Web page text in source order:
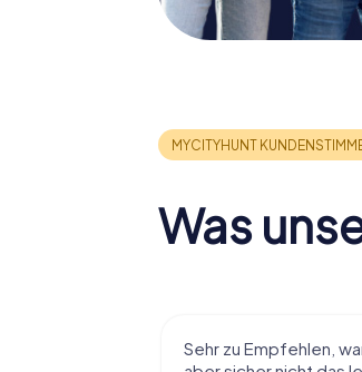
Was
Sehr zu Empfehlen, war das erste